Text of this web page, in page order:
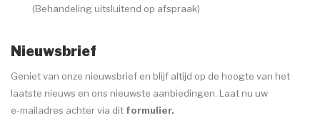
(Behandeling uitsluitend op afspraak)
Nieuwsbrief
Geniet van onze nieuwsbrief en blijf altijd op de hoogte van het
laatste nieuws en ons nieuwste aanbiedingen. Laat nu uw
e-mailadres achter via dit formulier.